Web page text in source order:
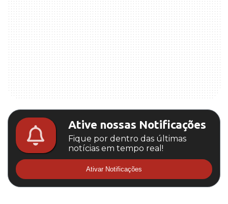
Ative nossas Notificações
Fique por dentro das últimas
notícias em tempo real!
Ativar Notificações